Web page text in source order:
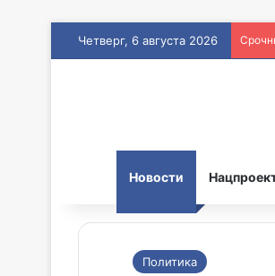
Четверг, 6 августа 2026
Новости
Политика